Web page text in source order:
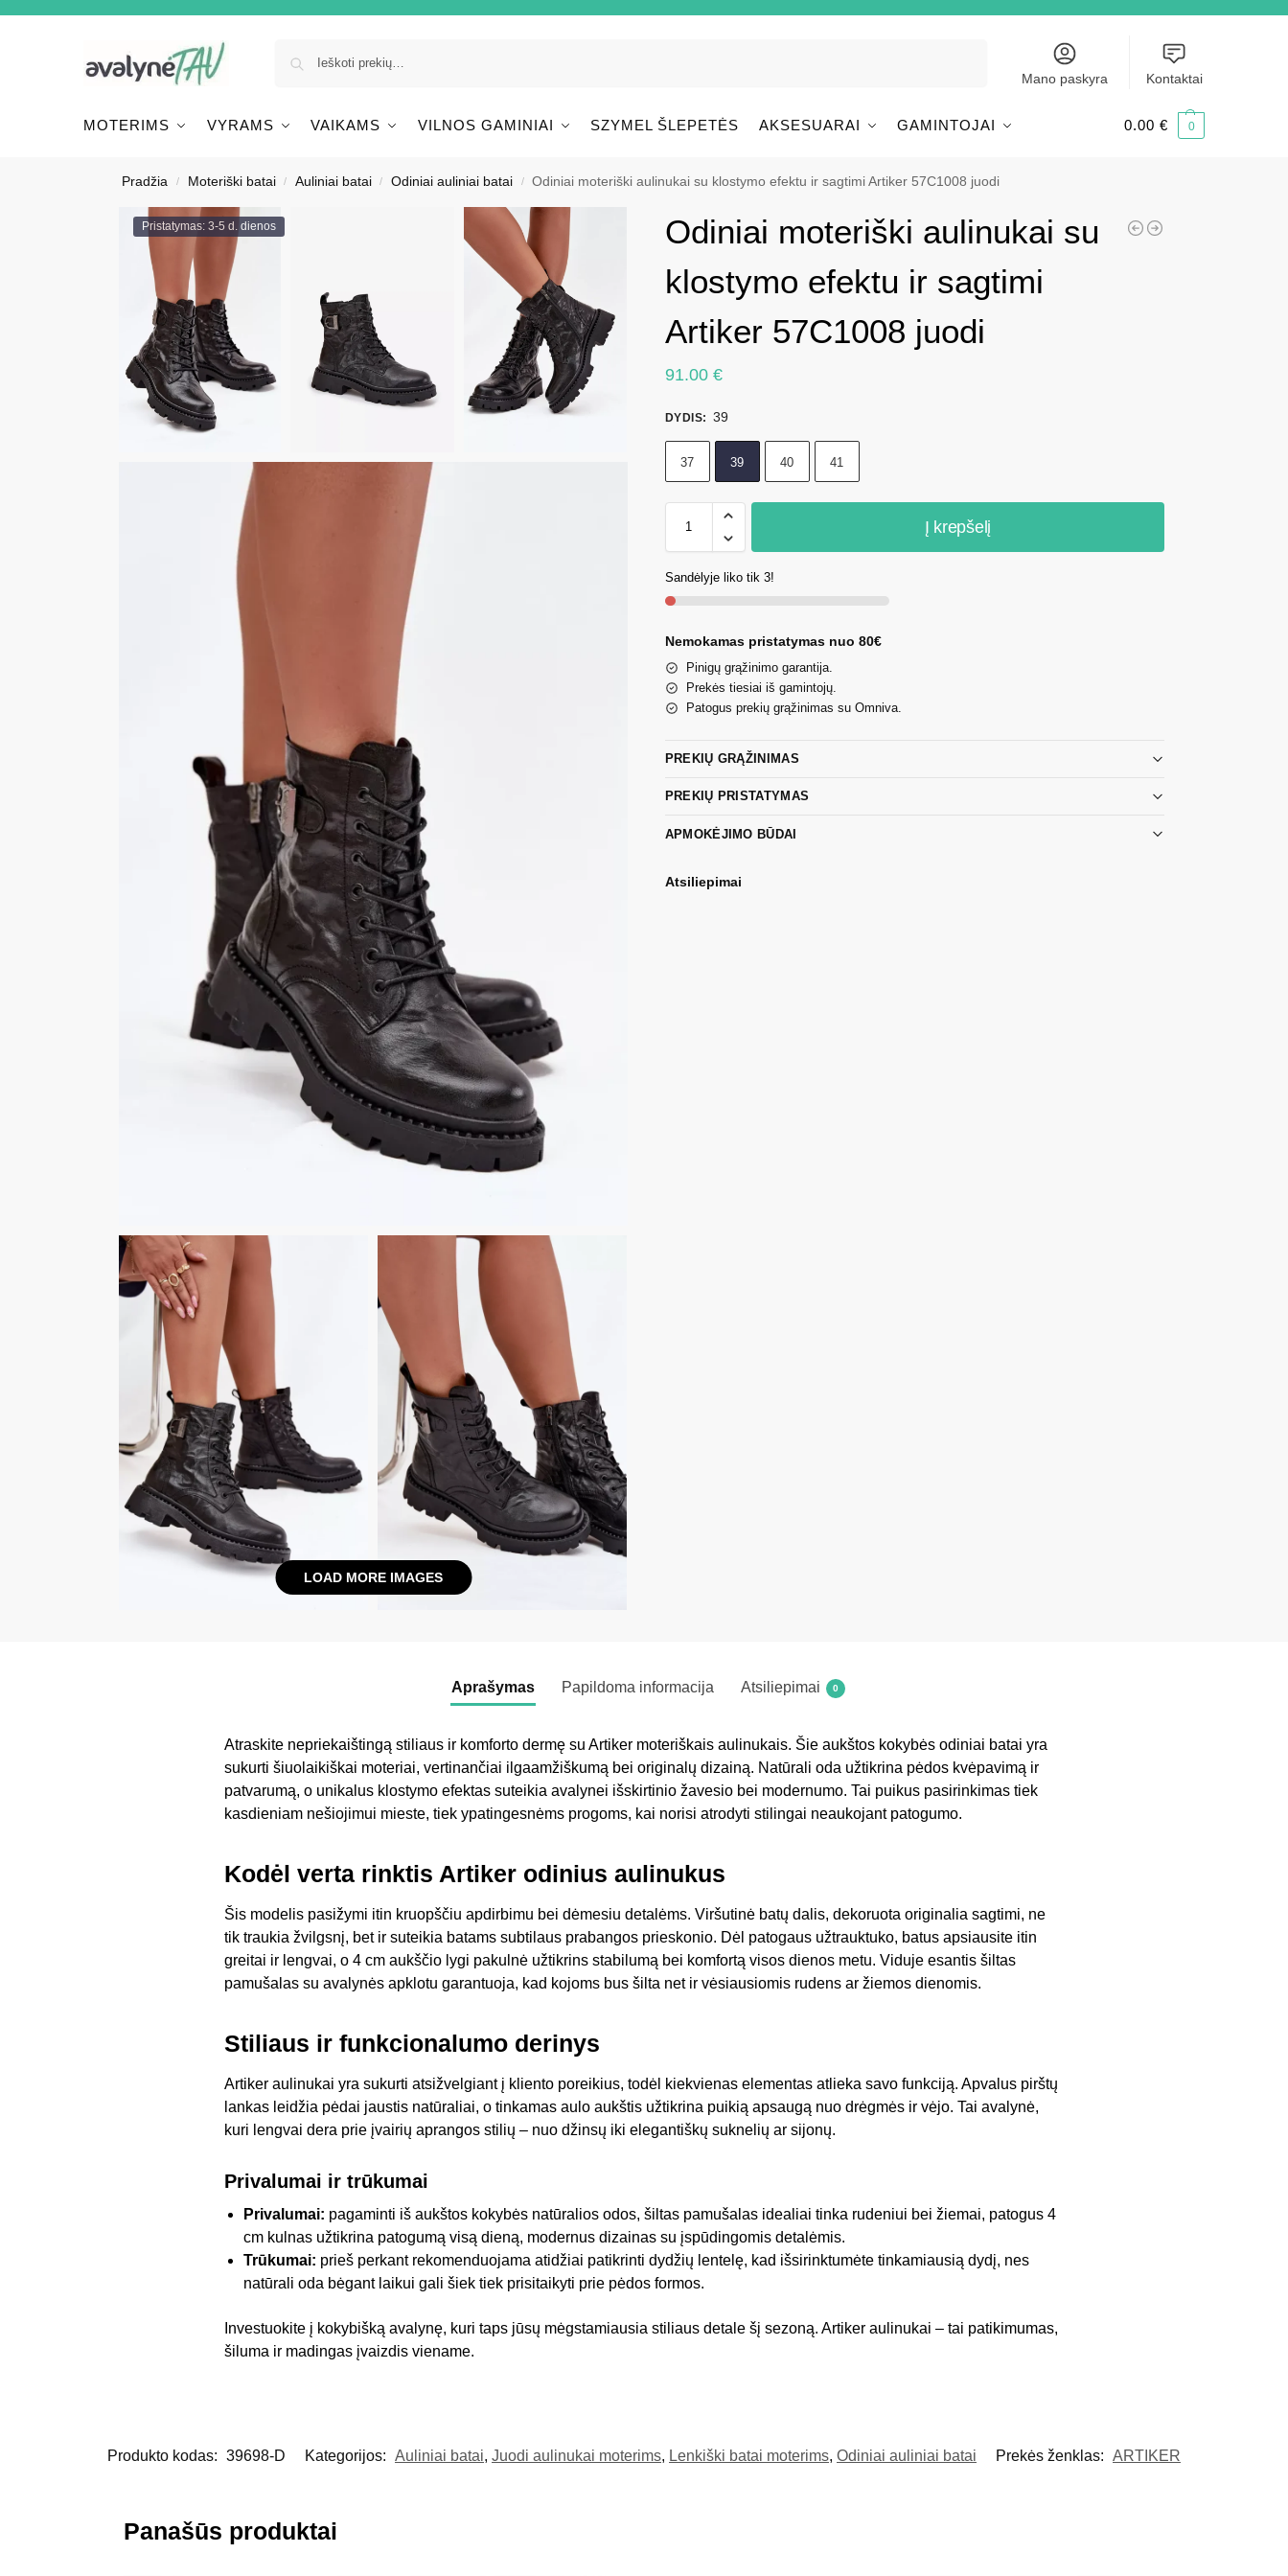
Mano paskyra Kontaktai
MOTERIMS VYRAMS VAIKAMS VILNOS GAMINIAI SZYMEL ŠLEPETĖS AKSESUARAI GAMINTOJAI 0.00 € 0
Pradžia / Moteriški batai / Auliniai batai / Odiniai auliniai batai / Odiniai moteriški aulinukai su klostymo efektu ir sagtimi Artiker 57C1008 juodi
Pristatymas: 3-5 d. dienos
LOAD MORE IMAGES
Odiniai moteriški aulinukai su
klostymo efektu ir sagtimi
Artiker 57C1008 juodi
91.00 €
DYDIS: 39
37 39 40 41
Į krepšelį
Sandėlyje liko tik 3!
Nemokamas pristatymas nuo 80€
Pinigų grąžinimo garantija.
Prekės tiesiai iš gamintojų.
Patogus prekių grąžinimas su Omniva.
PREKIŲ GRĄŽINIMAS
PREKIŲ PRISTATYMAS
APMOKĖJIMO BŪDAI
Atsiliepimai
Aprašymas Papildoma informacija Atsiliepimai 0
Atraskite nepriekaištingą stiliaus ir komforto dermę su Artiker moteriškais aulinukais. Šie aukštos kokybės odiniai batai yra
sukurti šiuolaikiškai moteriai, vertinančiai ilgaamžiškumą bei originalų dizainą. Natūrali oda užtikrina pėdos kvėpavimą ir
patvarumą, o unikalus klostymo efektas suteikia avalynei išskirtinio žavesio bei modernumo. Tai puikus pasirinkimas tiek
kasdieniam nešiojimui mieste, tiek ypatingesnėms progoms, kai norisi atrodyti stilingai neaukojant patogumo.
Kodėl verta rinktis Artiker odinius aulinukus
Šis modelis pasižymi itin kruopščiu apdirbimu bei dėmesiu detalėms. Viršutinė batų dalis, dekoruota originalia sagtimi, ne
tik traukia žvilgsnį, bet ir suteikia batams subtilaus prabangos prieskonio. Dėl patogaus užtrauktuko, batus apsiausite itin
greitai ir lengvai, o 4 cm aukščio lygi pakulnė užtikrins stabilumą bei komfortą visos dienos metu. Viduje esantis šiltas
pamušalas su avalynės apklotu garantuoja, kad kojoms bus šilta net ir vėsiausiomis rudens ar žiemos dienomis.
Stiliaus ir funkcionalumo derinys
Artiker aulinukai yra sukurti atsižvelgiant į kliento poreikius, todėl kiekvienas elementas atlieka savo funkciją. Apvalus pirštų
lankas leidžia pėdai jaustis natūraliai, o tinkamas aulo aukštis užtikrina puikią apsaugą nuo drėgmės ir vėjo. Tai avalynė,
kuri lengvai dera prie įvairių aprangos stilių – nuo džinsų iki elegantiškų suknelių ar sijonų.
Privalumai ir trūkumai
Privalumai: pagaminti iš aukštos kokybės natūralios odos, šiltas pamušalas idealiai tinka rudeniui bei žiemai, patogus 4
cm kulnas užtikrina patogumą visą dieną, modernus dizainas su įspūdingomis detalėmis.
Trūkumai: prieš perkant rekomenduojama atidžiai patikrinti dydžių lentelę, kad išsirinktumėte tinkamiausią dydį, nes
natūrali oda bėgant laikui gali šiek tiek prisitaikyti prie pėdos formos.
Investuokite į kokybišką avalynę, kuri taps jūsų mėgstamiausia stiliaus detale šį sezoną. Artiker aulinukai – tai patikimumas,
šiluma ir madingas įvaizdis viename.
Produkto kodas: 39698-D Kategorijos: Auliniai batai, Juodi aulinukai moterims, Lenkiški batai moterims, Odiniai auliniai batai Prekės ženklas: ARTIKER
Panašūs produktai